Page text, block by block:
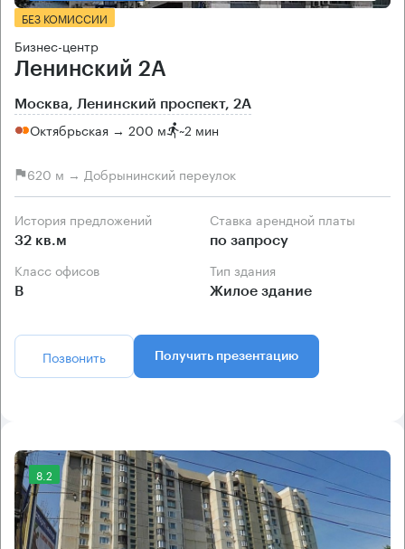
БЕЗ КОМИССИИ
Бизнес-центр
Ленинский 2А
Москва, Ленинский проспект, 2А
Октябрьская → 200 м ~2 мин
620 м → Добрынинский переулок
История предложений
32 кв.м
Ставка арендной платы
по запросу
Класс офисов
B
Тип здания
Жилое здание
Позвонить Получить презентацию
8.2